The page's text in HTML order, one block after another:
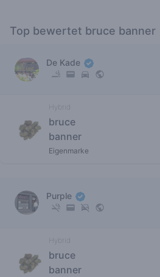
Top bewertet bruce banner
De Kade
Hybrid
bruce
banner
Eigenmarke
Purple
Hybrid
bruce
banner